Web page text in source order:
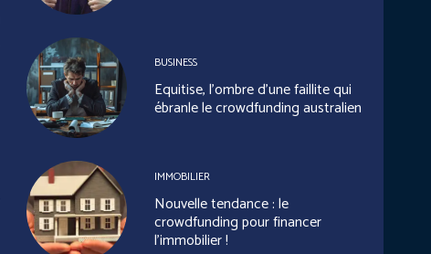
BUSINESS
Equitise, l’ombre d’une faillite qui
ébranle le crowdfunding australien
IMMOBILIER
Nouvelle tendance : le
crowdfunding pour financer
l’immobilier !